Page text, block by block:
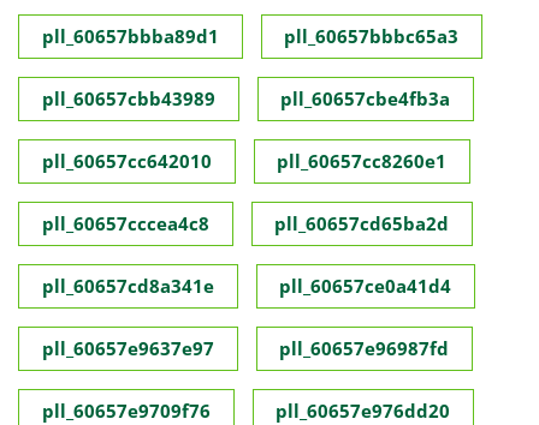
pll_60657bbba89d1 pll_60657bbbc65a3
pll_60657cbb43989 pll_60657cbe4fb3a
pll_60657cc642010 pll_60657cc8260e1
pll_60657cccea4c8 pll_60657cd65ba2d
pll_60657cd8a341e pll_60657ce0a41d4
pll_60657e9637e97 pll_60657e96987fd
pll_60657e9709f76 pll_60657e976dd20